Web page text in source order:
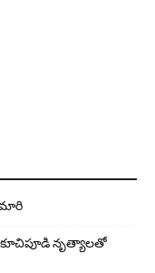
కూచిపూడి నృత్యాలతో